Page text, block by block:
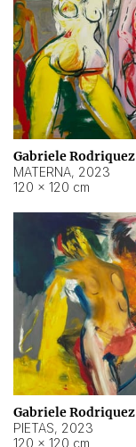
Gabriele Rodriquez
MATERNA, 2023
120 × 120 cm
Gabriele Rodriquez
PIETAS, 2023
120 × 120 cm